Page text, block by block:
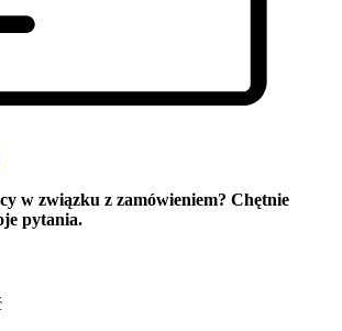
w związku z zamówieniem? Chętnie
pytania.